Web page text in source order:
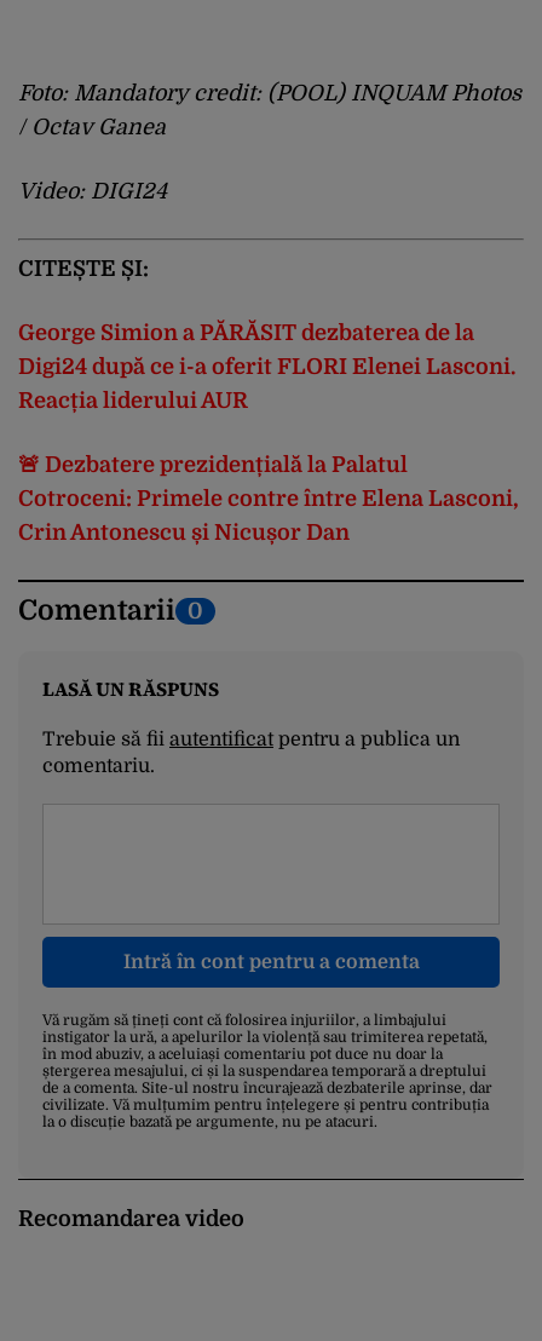
Foto: Mandatory credit: (POOL) INQUAM Photos
/ Octav Ganea
Video: DIGI24
CITEȘTE ȘI:
George Simion a PĂRĂSIT dezbaterea de la
Digi24 după ce i-a oferit FLORI Elenei Lasconi.
Reacția liderului AUR
🚨 Dezbatere prezidențială la Palatul
Cotroceni: Primele contre între Elena Lasconi,
Crin Antonescu și Nicușor Dan
Comentarii 0
LASĂ UN RĂSPUNS
Trebuie să fii autentificatpentru a publica un
comentariu.
Intră în cont pentru a comenta
Vă rugăm să țineți cont că folosirea injuriilor, a limbajului
instigator la ură, a apelurilor la violență sau trimiterea repetată,
în mod abuziv, a aceluiași comentariu pot duce nu doar la
ștergerea mesajului, ci și la suspendarea temporară a dreptului
de a comenta. Site-ul nostru încurajează dezbaterile aprinse, dar
civilizate. Vă mulțumim pentru înțelegere și pentru contribuția
la o discuție bazată pe argumente, nu pe atacuri.
Recomandarea video